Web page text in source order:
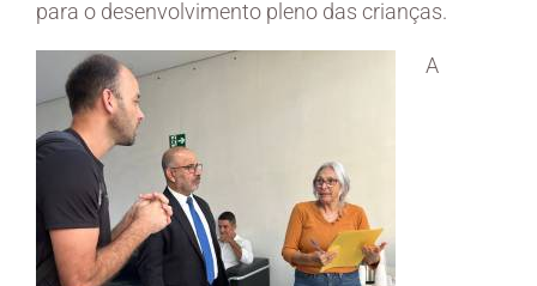
para o desenvolvimento pleno das crianças.
A